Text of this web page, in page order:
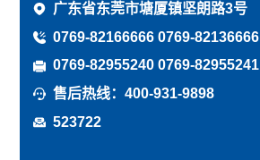
广东省东莞市塘厦镇坚朗路3号
0769-82166666 0769-82136666
0769-82955240 0769-82955241
售后热线：400-931-9898
523722